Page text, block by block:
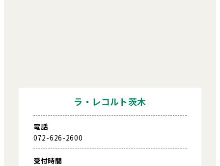
ラ・レコルト茨木
電話
072-626-2600
受付時間